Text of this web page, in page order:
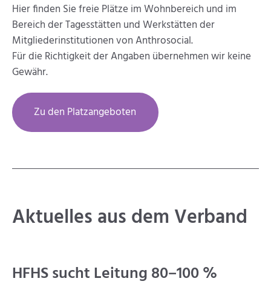
Hier finden Sie freie Plätze im Wohnbereich und im
Bereich der Tagesstätten und Werkstätten der
Mitgliederinstitutionen von Anthrosocial.
Für die Richtigkeit der Angaben übernehmen wir keine
Gewähr.
Zu den Platzangeboten
Aktuelles aus dem Verband
HFHS sucht Leitung 80–100 %